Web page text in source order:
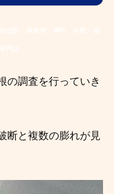
の調査を行っていき
断と複数の膨れが見